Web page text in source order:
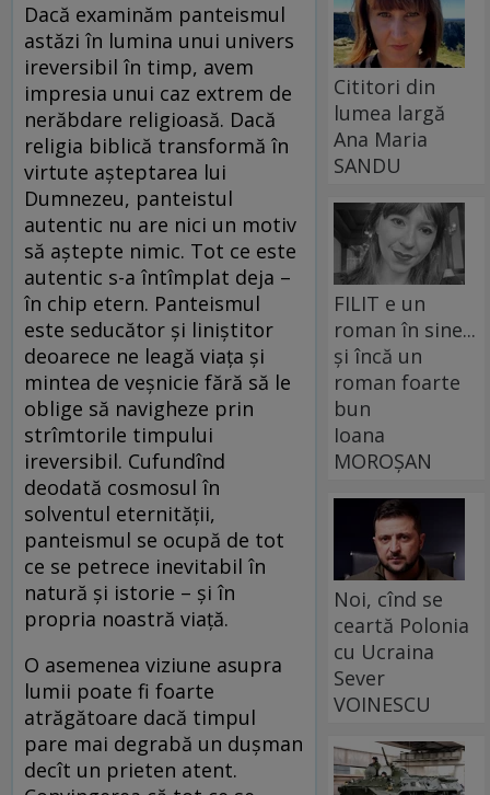
Dacă examinăm panteismul
astăzi în lumina unui univers
ireversibil în timp, avem
impresia unui caz extrem de
nerăbdare religioasă. Dacă
religia biblică transformă în
virtute așteptarea lui
Dumnezeu, panteistul
autentic nu are nici un motiv
să aștepte nimic. Tot ce este
autentic s-a întîmplat deja –
în chip etern. Panteismul
este seducător și liniștitor
deoarece ne leagă viața și
mintea de veșnicie fără să le
oblige să navigheze prin
strîmtorile timpului
ireversibil. Cufundînd
deodată cosmosul în
solventul eternității,
panteismul se ocupă de tot
ce se petrece inevitabil în
natură și istorie – și în
propria noastră viață.
O asemenea viziune asupra
lumii poate fi foarte
atrăgătoare dacă timpul
pare mai degrabă un dușman
decît un prieten atent.
Cititori din
lumea largă
Ana Maria
SANDU
FILIT e un
roman în sine...
și încă un
roman foarte
bun
Ioana
MOROȘAN
Noi, cînd se
ceartă Polonia
cu Ucraina
Sever
VOINESCU